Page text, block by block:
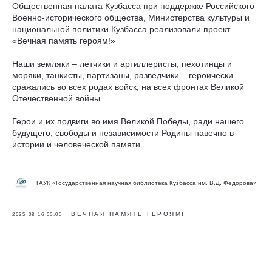
Общественная палата Кузбасса при поддержке Российского
Военно-исторического общества, Министерства культуры и
национальной политики Кузбасса реализовали проект
«Вечная память героям!»
Наши земляки – летчики и артиллеристы, пехотинцы и
моряки, танкисты, партизаны, разведчики – героически
сражались во всех родах войск, на всех фронтах Великой
Отечественной войны.
Герои и их подвиги во имя Великой Победы, ради нашего
будущего, свободы и независимости Родины навечно в
истории и человеческой памяти.
ГАУК «Государственная научная библиотека Кузбасса им. В.Д. Федорова»
2025-08-16 00:00 ВЕЧНАЯ ПАМЯТЬ ГЕРОЯМ!